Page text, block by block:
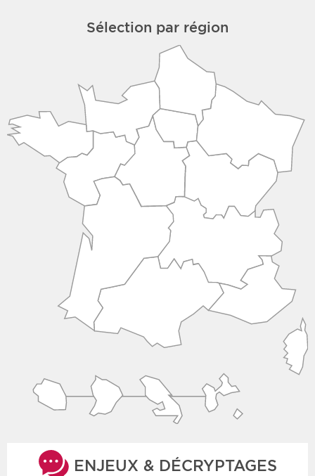
Sélection par région
ENJEUX & DÉCRYPTAGES